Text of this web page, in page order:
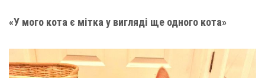
«У мого кота є мітка у вигляді ще одного кота»